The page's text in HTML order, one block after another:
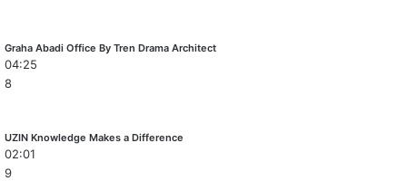
Graha Abadi Office By Tren Drama Architect
04:25
8
UZIN Knowledge Makes a Difference
02:01
9